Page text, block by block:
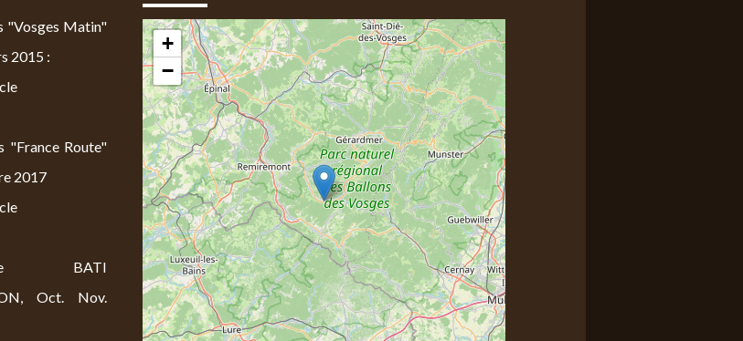
"Vosges Matin"
2015 :
"France Route"
2017
BATI
Oct. Nov.
+
−